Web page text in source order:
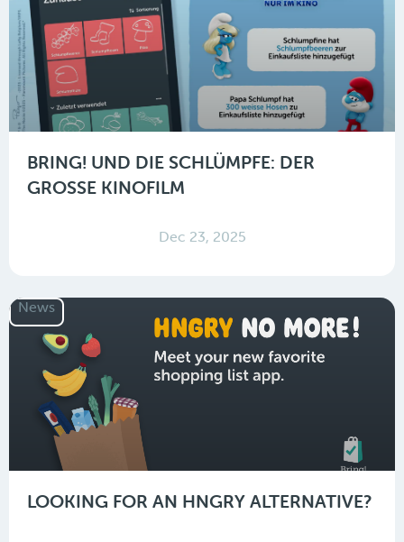
BRING! UND DIE SCHLÜMPFE: DER
GROSSE KINOFILM
Dec 23, 2025
News
LOOKING FOR AN HNGRY ALTERNATIVE?